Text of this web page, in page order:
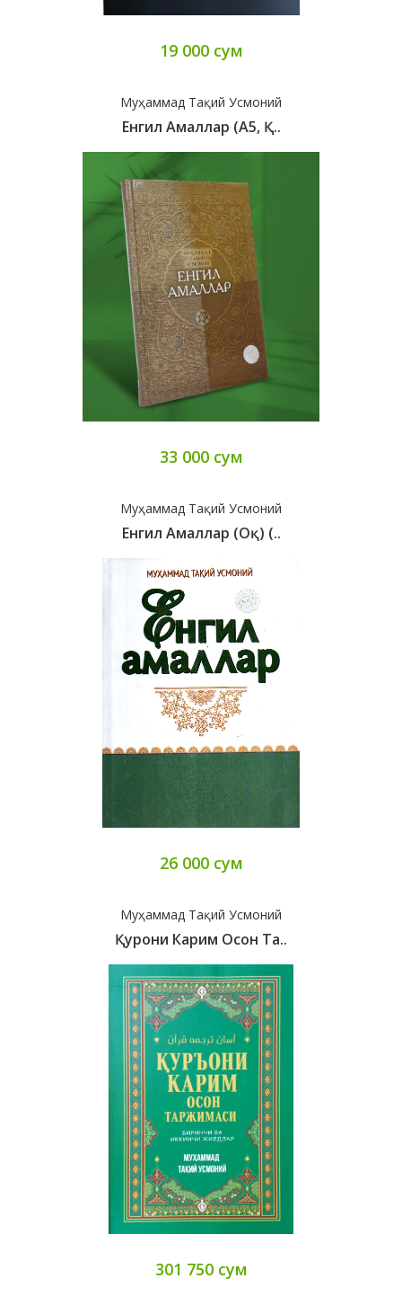
19 000 сум
Муҳаммад Тақий Усмоний
Енгил Амаллар (А5, Қ..
33 000 сум
Муҳаммад Тақий Усмоний
Енгил Амаллар (оқ) (..
26 000 сум
Муҳаммад Тақий Усмоний
Қурони Карим Осон Та..
301 750 сум